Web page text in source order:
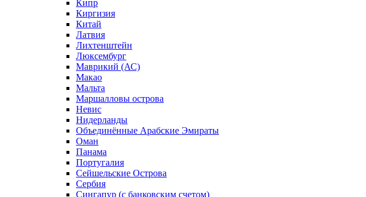
Кипр
Киргизия
Китай
Латвия
Лихтенштейн
Люксембург
Маврикий (АС)
Макао
Мальта
Маршалловы острова
Нeвис
Нидерланды
Объединённые Арабские Эмираты
Оман
Панама
Португалия
Сейшельские Острова
Сербия
Сингапур (c банковским счетом)